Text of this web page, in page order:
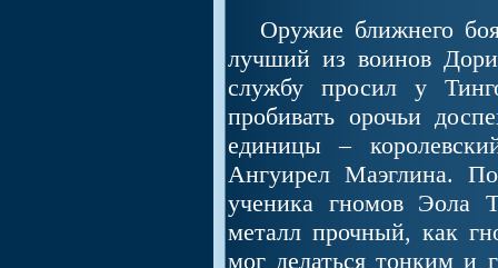
Оружие ближнего
лучший из воинов
службу просил у
пробивать орочьи
единицы –
Ангуирел Маэглина.
ученика гномов Эола
металл прочный, как
мог делаться тонким и